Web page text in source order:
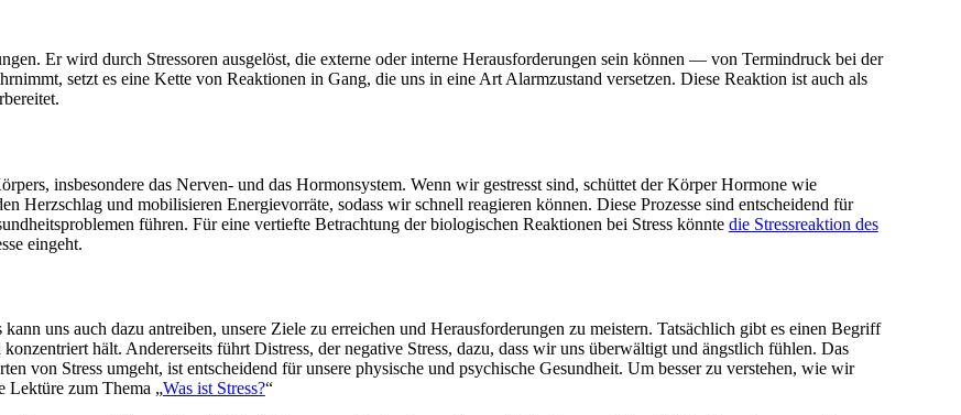
Er wird durch Stressoren ausgelöst, die externe oder interne Herausforderungen sein können — von Termindruck bei der
setzt es eine Kette von Reaktionen in Gang, die uns in eine Art Alarmzustand versetzen. Diese Reaktion ist auch als
insbesondere das Nerven- und das Hormonsystem. Wenn wir gestresst sind, schüttet der Körper Hormone wie
Herzschlag und mobilisieren Energievorräte, sodass wir schnell reagieren können. Diese Prozesse sind entscheidend für
führen. Für eine vertiefte Betrachtung der biologischen Reaktionen bei Stress könnte die Stressreaktion des
eingeht.
uns auch dazu antreiben, unsere Ziele zu erreichen und Herausforderungen zu meistern. Tatsächlich gibt es einen Begriff
hält. Andererseits führt Distress, der negative Stress, dazu, dass wir uns überwältigt und ängstlich fühlen. Das
von Stress umgeht, ist entscheidend für unsere physische und psychische Gesundheit. Um besser zu verstehen, wie wir
Lektüre zum Thema „Was ist Stress?“